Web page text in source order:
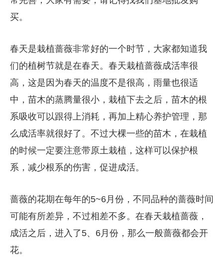
买。
春天是栽植蔷薇非常好的一个时节，大家都知道我
们的植树节就是在春天。春天栽植蔷薇成活率很
高，这是因为春天的温度不是很高，雨量也很适
中，苗木的蒸腾量很小，栽植下去之后，苗木的根
系吸收可以跟得上消耗，再加上精心养护管理，那
么成活率就很好了。不过大棵一些的苗木，在栽植
的时候一定要注意带原土栽植，这样可以保护根
系，减少根系的伤害，促进成活。
蔷薇的花期在每年的5~6月份，不同品种的蔷薇时间
可能有所差异，不过相差不多。在春天栽植蔷薇，
成活之后，进入了5、6月份，那么一般蔷薇都会开
花。